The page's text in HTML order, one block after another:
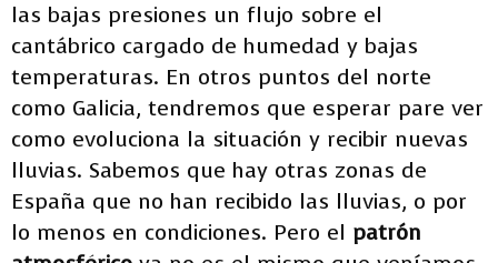
las bajas presiones un flujo sobre el
cantábrico cargado de humedad y bajas
temperaturas. En otros puntos del norte
como Galicia, tendremos que esperar pare ver
como evoluciona la situación y recibir nuevas
lluvias. Sabemos que hay otras zonas de
España que no han recibido las lluvias, o por
lo menos en condiciones. Pero el patrón